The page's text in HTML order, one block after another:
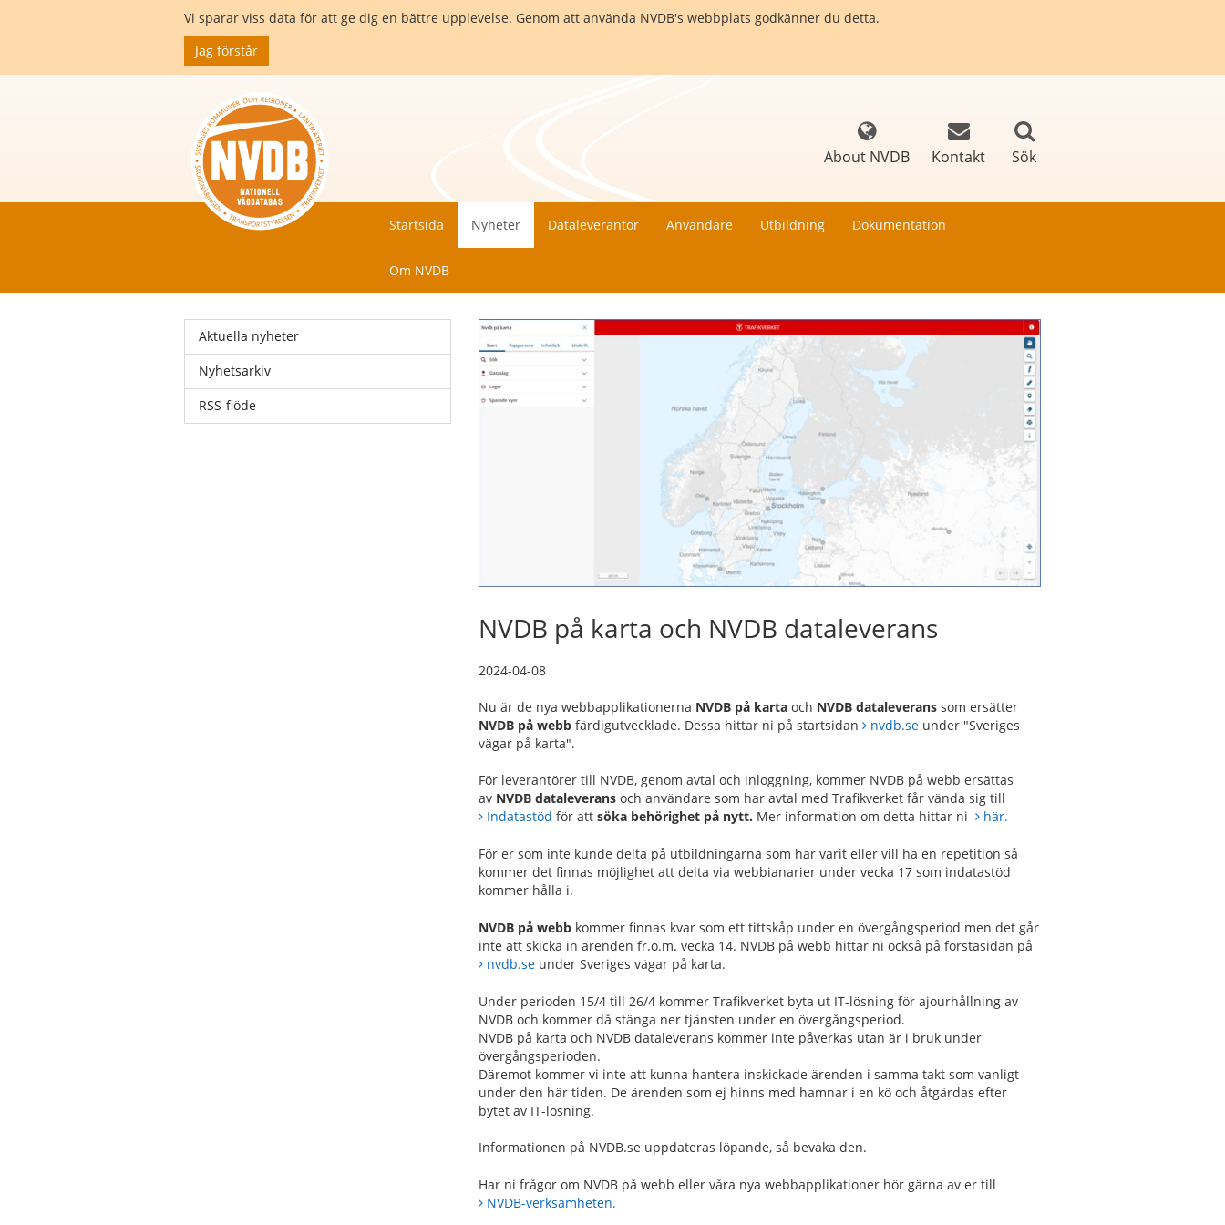
Vi sparar viss data för att ge dig en bättre upplevelse. Genom att använda NVDB's webbplats godkänner du detta.
Jag förstår
Sök
Startsida Nyheter Dataleverantör Användare Utbildning Dokumentation
Om NVDB
About NVDB Kontakt
Aktuella nyheter
Nyhetsarkiv
RSS-flöde
NVDB på karta och NVDB dataleverans
2024-04-08
Nu är de nya webbapplikationerna NVDB på karta och NVDB dataleverans som ersätter
NVDB på webb färdigutvecklade. Dessa hittar ni på startsidan nvdb.se under "Sveriges
vägar på karta".
För leverantörer till NVDB, genom avtal och inloggning, kommer NVDB på webb ersättas
av NVDB dataleveransoch användare som har avtal med Trafikverket får vända sig till
Indatastöd för attsöka behörighet på nytt. Mer information om detta hittar ni här.
För er som inte kunde delta på utbildningarna som har varit eller vill ha en repetition så
kommer det finnas möjlighet att delta via webbianarier under vecka 17 som indatastöd
kommer hålla i.
NVDB på webb kommer finnas kvar som ett tittskåp under en övergångsperiod men det går
inte att skicka in ärenden fr.o.m. vecka 14. NVDB på webb hittar ni också på förstasidan på
nvdb.se under Sveriges vägar på karta.
Under perioden 15/4 till 26/4 kommer Trafikverket byta ut IT-lösning för ajourhållning av
NVDB och kommer då stänga ner tjänsten under en övergångsperiod.
NVDB på karta och NVDB dataleverans kommer inte påverkas utan är i bruk under
övergångsperioden.
Däremot kommer vi inte att kunna hantera inskickade ärenden i samma takt som vanligt
under den här tiden. De ärenden som ej hinns med hamnar i en kö och åtgärdas efter
bytet av IT-lösning.
Informationen på NVDB.se uppdateras löpande, så bevaka den.
Har ni frågor om NVDB på webb eller våra nya webbapplikationer hör gärna av er till
NVDB-verksamheten.